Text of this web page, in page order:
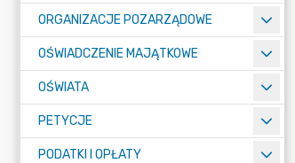
ORGANIZACJE POZARZĄDOWE
OŚWIADCZENIE MAJĄTKOWE
OŚWIATA
PETYCJE
PODATKI I OPŁATY